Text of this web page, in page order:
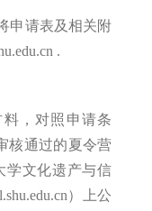
申请表及相关附
.
，对照申请条
核通过的夏令营
学文化遗产与信
）上公